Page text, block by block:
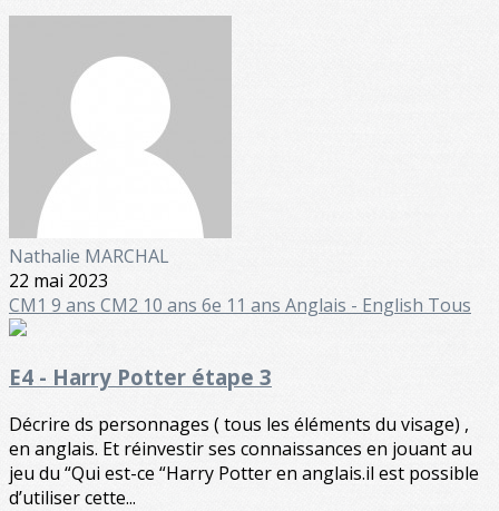
Nathalie MARCHAL
22 mai 2023
CM1 9 ans CM2 10 ans 6e 11 ans Anglais - English Tous
E4 - Harry Potter étape 3
Décrire ds personnages ( tous les éléments du visage) ,
en anglais. Et réinvestir ses connaissances en jouant au
jeu du “Qui est-ce “Harry Potter en anglais.il est possible
d’utiliser cette...